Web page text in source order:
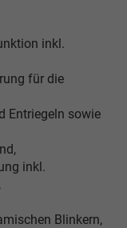
inkl.
für die
Entriegeln sowie
inkl.
Blinkern,